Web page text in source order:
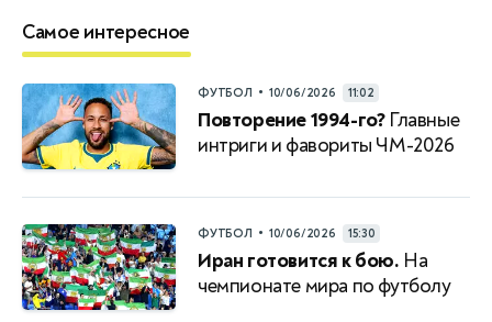
Самое интересное
ФУТБОЛ • 10/06/2026 11:02
Повторение 1994-го?Главные
интриги и фавориты ЧМ-2026
ФУТБОЛ • 10/06/2026 15:30
Иран готовится к бою. На
чемпионате мира по футболу